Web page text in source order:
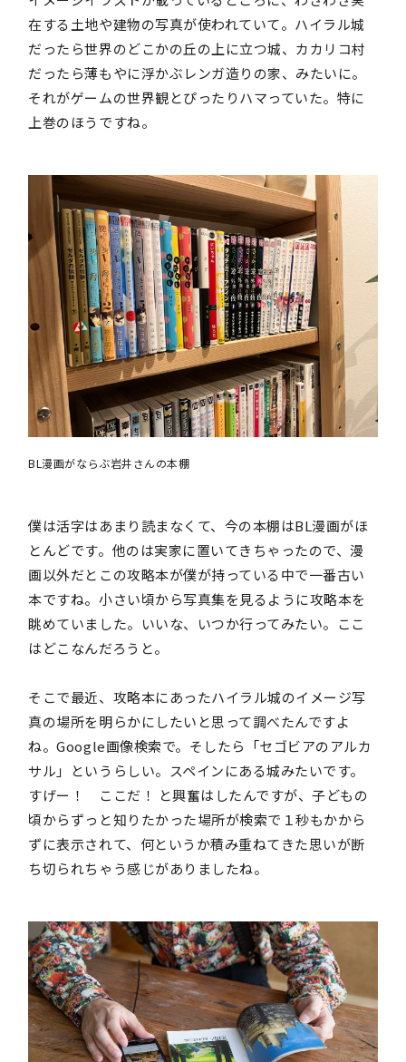
在する土地や建物の写真が使われていて。ハイラル城
だったら世界のどこかの丘の上に立つ城、カカリコ村
だったら薄もやに浮かぶレンガ造りの家、みたいに。
それがゲームの世界観とぴったりハマっていた。特に
上巻のほうですね。
BL漫画がならぶ岩井さんの本棚
僕は活字はあまり読まなくて、今の本棚はBL漫画がほ
とんどです。他のは実家に置いてきちゃったので、漫
画以外だとこの攻略本が僕が持っている中で一番古い
本ですね。小さい頃から写真集を見るように攻略本を
眺めていました。いいな、いつか行ってみたい。ここ
はどこなんだろうと。
そこで最近、攻略本にあったハイラル城のイメージ写
真の場所を明らかにしたいと思って調べたんですよ
ね。Google画像検索で。そしたら「セゴビアのアルカ
サル」というらしい。スペインにある城みたいです。
すげー！ ここだ！ と興奮はしたんですが、子どもの
頃からずっと知りたかった場所が検索で１秒もかから
ずに表示されて、何というか積み重ねてきた思いが断
ち切られちゃう感じがありましたね。